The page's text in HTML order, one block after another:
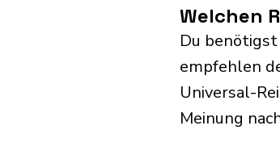
Welchen
Du
empfehlen
Universal-
Meinung